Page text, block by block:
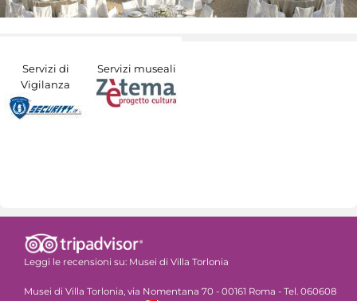
Servizi di
Vigilanza
Servizi museali
Leggi le recensioni su: Musei di Villa Torlonia
Musei di Villa Torlonia, via Nomentana 70 - 00161 Roma - Tel. 060608